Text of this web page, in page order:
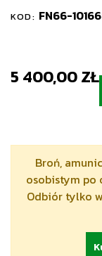
KOD: FN66-
5 400,00 ZŁ
Broń,
osobistym po
Odbiór tylko